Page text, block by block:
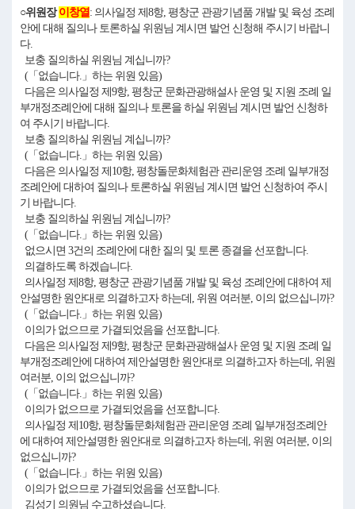
○위원장이창열: 의사일정 제8항, 평창군 관광기념품 개발 및 육성 조례
안에 대해 질의나 토론하실 위원님 계시면 발언 신청해 주시기 바랍니
다.
보충 질의하실 위원님 계십니까?
(「없습니다.」하는 위원 있음)
다음은 의사일정 제9항, 평창군 문화관광해설사 운영 및 지원 조례 일
부개정조례안에 대해 질의나 토론을 하실 위원님 계시면 발언 신청하
여 주시기 바랍니다.
보충 질의하실 위원님 계십니까?
(「없습니다.」하는 위원 있음)
다음은 의사일정 제10항, 평창돌문화체험관 관리운영 조례 일부개정
조례안에 대하여 질의나 토론하실 위원님 계시면 발언 신청하여 주시
기 바랍니다.
보충 질의하실 위원님 계십니까?
(「없습니다.」하는 위원 있음)
없으시면 3건의 조례안에 대한 질의 및 토론 종결을 선포합니다.
의결하도록 하겠습니다.
의사일정 제8항, 평창군 관광기념품 개발 및 육성 조례안에 대하여 제
안설명한 원안대로 의결하고자 하는데, 위원 여러분, 이의 없으십니까?
(「없습니다.」하는 위원 있음)
이의가 없으므로 가결되었음을 선포합니다.
다음은 의사일정 제9항, 평창군 문화관광해설사 운영 및 지원 조례 일
부개정조례안에 대하여 제안설명한 원안대로 의결하고자 하는데, 위원
여러분, 이의 없으십니까?
(「없습니다.」하는 위원 있음)
이의가 없으므로 가결되었음을 선포합니다.
의사일정 제10항, 평창돌문화체험관 관리운영 조례 일부개정조례안
에 대하여 제안설명한 원안대로 의결하고자 하는데, 위원 여러분, 이의
없으십니까?
(「없습니다.」하는 위원 있음)
이의가 없으므로 가결되었음을 선포합니다.
김성기 의원님 수고하셨습니다.